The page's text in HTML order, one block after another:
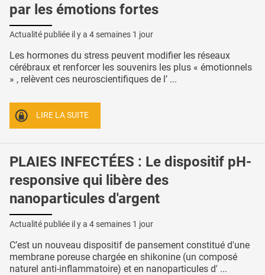
par les émotions fortes
Actualité publiée il y a 4 semaines 1 jour
Les hormones du stress peuvent modifier les réseaux
cérébraux et renforcer les souvenirs les plus « émotionnels
» , relèvent ces neuroscientifiques de l’ ...
LIRE LA SUITE
PLAIES INFECTÉES : Le dispositif pH-
responsive qui libère des
nanoparticules d'argent
Actualité publiée il y a 4 semaines 1 jour
C’est un nouveau dispositif de pansement constitué d'une
membrane poreuse chargée en shikonine (un composé
naturel anti-inflammatoire) et en nanoparticules d' ...